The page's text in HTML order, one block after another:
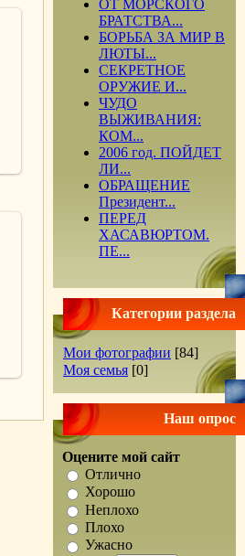
ОТ МОРСКОГО
БРАТСТВА...
БОРЬБА ЗА МИР В
ЛЮТЫ...
СЕКРЕТНОЕ
ОРУЖИЕ И...
ЧУДО
ВЫЖИВАНИЯ:
КОМ...
2006 год. ПОЙДЕТ
ЛИ...
ОБРАЩЕНИЕ
Президент...
ПЕРЕД
ХАСАВЮРТОМ.
ПЕ...
Категории раздела
Мои фотографии [84]
Моя семья [0]
Наш опрос
Оцените мой сайт
Отлично
Хорошо
Неплохо
Плохо
Ужасно